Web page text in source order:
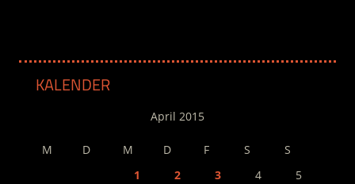
KALENDER
April 2015
M D M D F S
S
1
2 3 4
5